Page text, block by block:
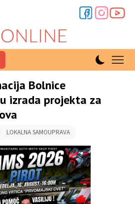
Bolnice
izrada projekta za
LOKALNA SAMOUPRAVA